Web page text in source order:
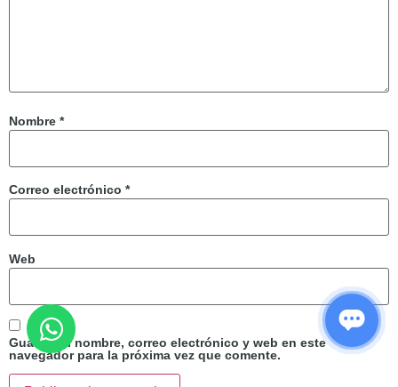
Nombre *
Correo electrónico *
Web
Guarda mi nombre, correo electrónico y web en este
navegador para la próxima vez que comente.